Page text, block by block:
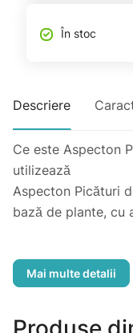
În stoc
Descriere
Ce este Aspecton
utilizează
Aspecton Picături
bază de plante, cu
tratamentul
mucus vâscos și